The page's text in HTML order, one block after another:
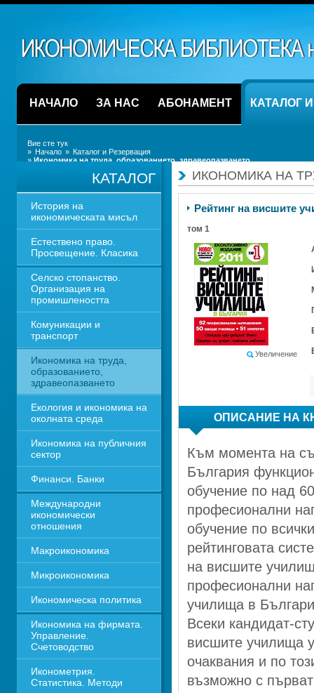
НАЧАЛО ЗА НАС АБОНАМЕНТ КАТАЛОГ
Вие сте тук
» Начало » Каталог и Резервация
» Икономика на труда, образованието, здравеопазването
КАТАЛОГ
История на
икономическата мисъл
Естествено право.
Просвещение. Класика
Селско стопанство.
Организация на
промишлеността
Комуникации и
транспорт
Икономика на труда,
образованието,
здравеопазването
Екология и икономика на
околната среда
Икономика на публичния
сектор
Финанси. Банки
Международни
икономически
отношения
Макроикономика
Микроикономика
Икономическа политика
Икономика на фирмата.
Управление.
Счетоводство
Иконометрия.
Статистика. Методи
ИКОНОМИКА НА
Рейтинг на висшите
том 1
Увеличение
ОПИСАНИЕ НА
Към момента на
България
обучение по над
професионални
обучение по
рейтинговата
на висшите
професионални
училища в
Всеки кандидат-
висшите училища
очаквания и по
възможно с